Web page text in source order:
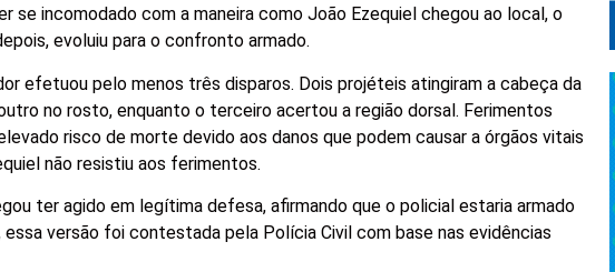
se incomodado com a maneira como João Ezequiel chegou ao local, o
evoluiu para o confronto armado.
efetuou pelo menos três disparos. Dois projéteis atingiram a cabeça da
no rosto, enquanto o terceiro acertou a região dorsal. Ferimentos
risco de morte devido aos danos que podem causar a órgãos vitais
não resistiu aos ferimentos.
ter agido em legítima defesa, afirmando que o policial estaria armado
versão foi contestada pela Polícia Civil com base nas evidências